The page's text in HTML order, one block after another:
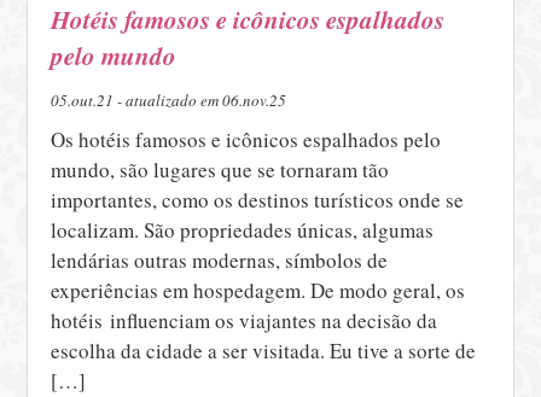
Hotéis famosos e icônicos espalhados
pelo mundo
05.out.21 - atualizado em 06.nov.25
Os hotéis famosos e icônicos espalhados pelo
mundo, são lugares que se tornaram tão
importantes, como os destinos turísticos onde se
localizam. São propriedades únicas, algumas
lendárias outras modernas, símbolos de
experiências em hospedagem. De modo geral, os
hotéis influenciam os viajantes na decisão da
escolha da cidade a ser visitada. Eu tive a sorte de
[…]